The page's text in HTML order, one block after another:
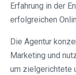
Erfahrung in der
erfolgreichen
Die Agentur
Marketing und
um zielgerichtete